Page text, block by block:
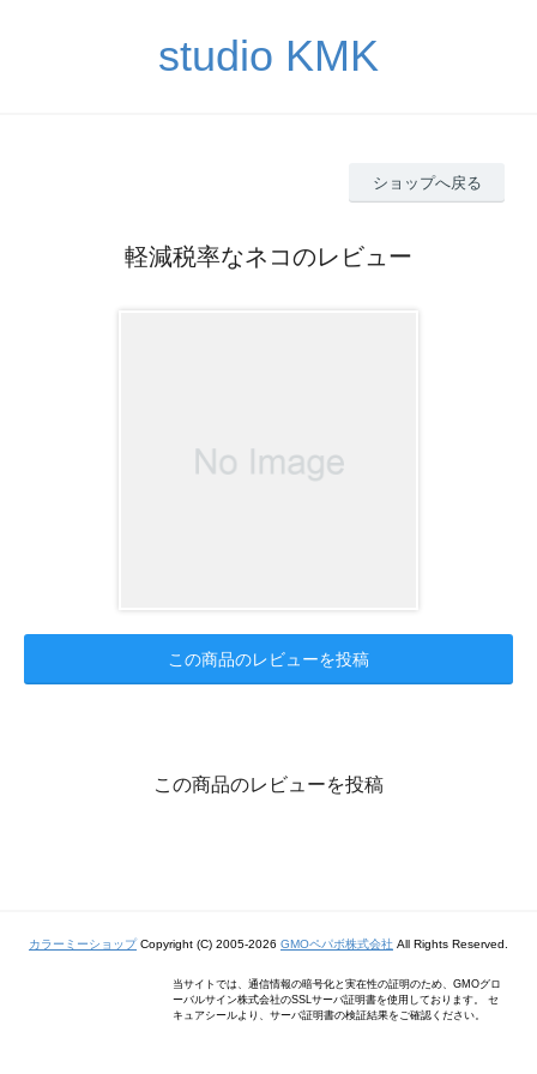
studio KMK
ショップへ戻る
軽減税率なネコのレビュー
この商品のレビューを投稿
この商品のレビューを投稿
カラーミーショップCopyright (C) 2005-2026 GMOペパボ株式会社 All Rights Reserved.
当サイトでは、通信情報の暗号化と実在性の証明のため、GMOグロ
ーバルサイン株式会社のSSLサーバ証明書を使用しております。 セ
キュアシールより、サーバ証明書の検証結果をご確認ください。